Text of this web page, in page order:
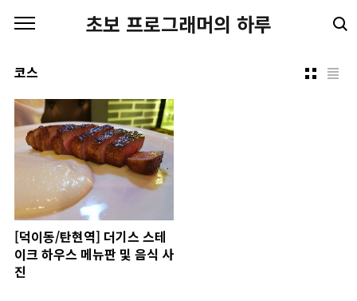
초보 프로그래머의 하루
코스
[덕이동/탄현역] 더기스 스테
이크 하우스 메뉴판 및 음식 사
진